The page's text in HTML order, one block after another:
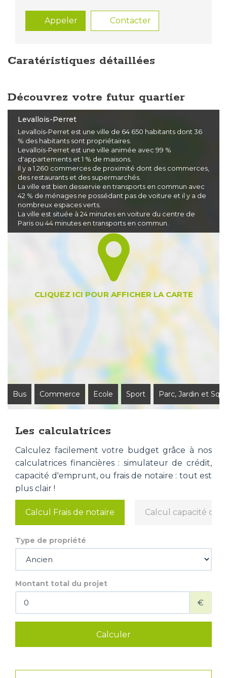
Appeler Contacter
Caratéristiques détaillées
Découvrez votre futur quartier
Levallois-Perret
Levallois-Perret est une ville de 64 650 habitants dont 36
% des habitants sont propriétaires.
Levallois-Perret est une ville animée avec 99 %
d'appartements et 1 % de maisons.
Il y a 1 260 commerces de proximité dont des commerces,
des restaurants et des supermarchés.
La ville est bien desservie en transports en commun avec
42 % de ménages ne possédant pas de voiture et il y a de
nombreux espaces verts.
La ville est située à 24 minutes en voiture du centre de
Paris ou 44 minutes en transports en commun.
Bus Commerce Ecole Sport Parc, Jardin et
Les calculatrices
Calculez facilement votre budget grâce à nos
calculatrices financières : simulateur de crédit,
capacité d'emprunt, ou frais de notaire : tout est
plus clair !
Calcul Frais de notaire Calcul capacité